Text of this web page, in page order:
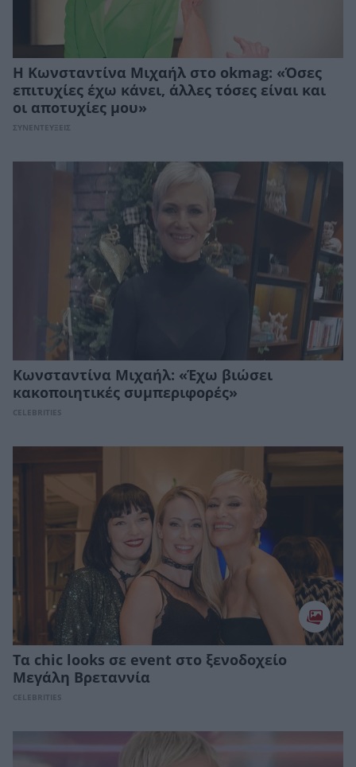
Η Κωνσταντίνα Μιχαήλ στο okmag: «Όσες
επιτυχίες έχω κάνει, άλλες τόσες είναι και
οι αποτυχίες μου»
ΣΥΝΕΝΤΕΥΞΕΙΣ
Κωνσταντίνα Μιχαήλ: «Έχω βιώσει
κακοποιητικές συμπεριφορές»
CELEBRITIES
Τα chic looks σε event στο ξενοδοχείο
Μεγάλη Βρεταννία
CELEBRITIES